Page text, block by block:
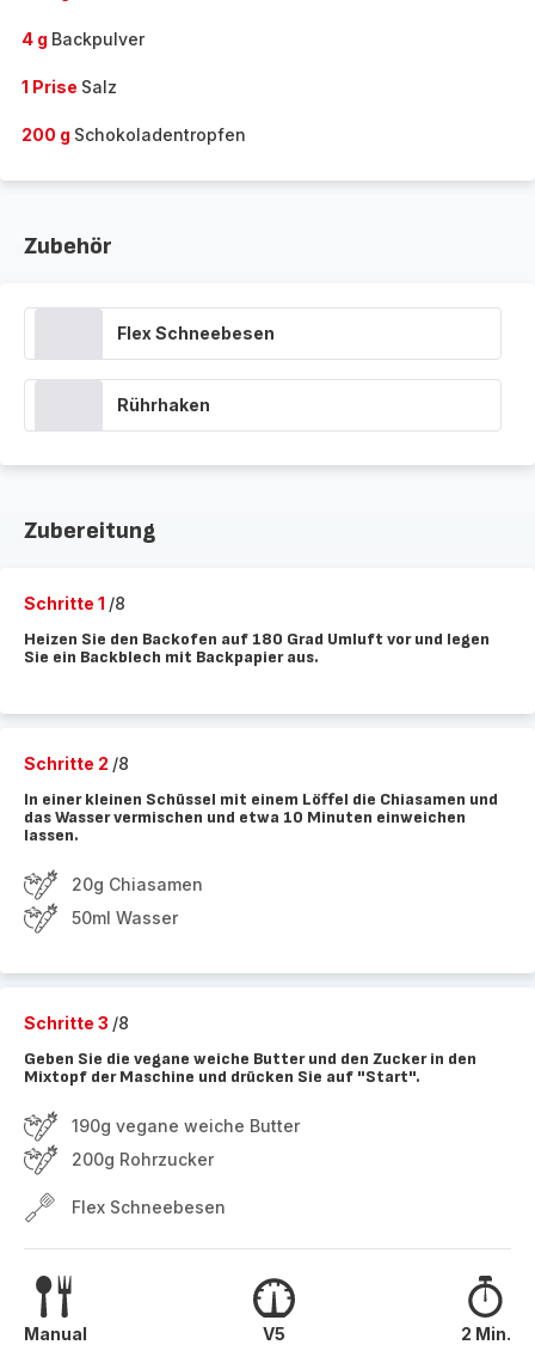
4 g Backpulver
1 Prise Salz
200 g Schokoladentropfen
Zubehör
Flex Schneebesen
Rührhaken
Zubereitung
Schritte 1 /8
Heizen Sie den Backofen auf 180 Grad Umluft vor und legen
Sie ein Backblech mit Backpapier aus.
Schritte 2 /8
In einer kleinen Schüssel mit einem Löffel die Chiasamen und
das Wasser vermischen und etwa 10 Minuten einweichen
lassen.
20g Chiasamen
50ml Wasser
Schritte 3 /8
Geben Sie die vegane weiche Butter und den Zucker in den
Mixtopf der Maschine und drücken Sie auf "Start".
190g vegane weiche Butter
200g Rohrzucker
Flex Schneebesen
Manual V5 2 Min.